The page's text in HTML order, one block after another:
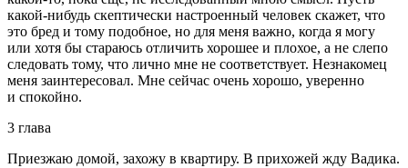
какой-нибудь скептически настроенный человек скажет, что
это бред и тому подобное, но для меня важно, когда я могу
или хотя бы стараюсь отличить хорошее и плохое, а не слепо
следовать тому, что лично мне не соответствует. Незнакомец
меня заинтересовал. Мне сейчас очень хорошо, уверенно
и спокойно.
3 глава
Приезжаю домой, захожу в квартиру. В прихожей жду Вадика.